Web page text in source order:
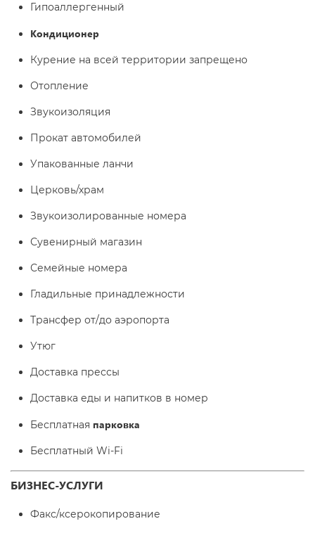
Гипоаллергенный
Кондиционер
Курение на всей территории запрещено
Отопление
Звукоизоляция
Прокат автомобилей
Упакованные ланчи
Церковь/храм
Звукоизолированные номера
Сувенирный магазин
Семейные номера
Гладильные принадлежности
Трансфер от/до аэропорта
Утюг
Доставка прессы
Доставка еды и напитков в номер
Бесплатная парковка
Бесплатный Wi-Fі
БИЗНЕС-УСЛУГИ
Факс/ксерокопирование